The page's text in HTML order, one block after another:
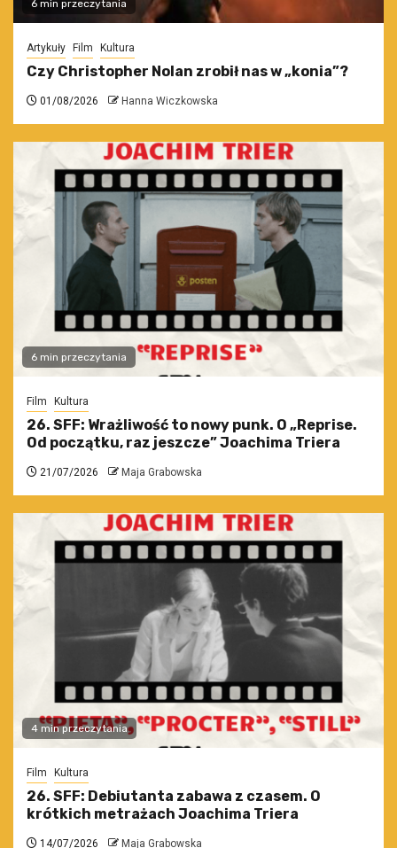
6 min przeczytania
Artykuły Film Kultura
Czy Christopher Nolan zrobił nas w „konia”?
01/08/2026 Hanna Wiczkowska
6 min przeczytania
Film Kultura
26. SFF: Wrażliwość to nowy punk. O „Reprise.
Od początku, raz jeszcze” Joachima Triera
21/07/2026 Maja Grabowska
4 min przeczytania
Film Kultura
26. SFF: Debiutanta zabawa z czasem. O
krótkich metrażach Joachima Triera
14/07/2026 Maja Grabowska